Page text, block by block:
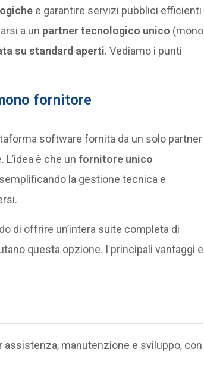
e garantire servizi pubblici efficienti
a un partner tecnologico unico (mono
su standard aperti. Vediamo i punti
fornitore
software fornita da un solo partner
è che un fornitore unico
semplificando la gestione tecnica e
di offrire un’intera suite completa di
questa opzione. I principali vantaggi e
manutenzione e sviluppo, con